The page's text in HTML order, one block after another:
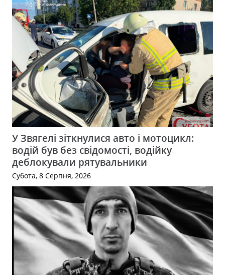
У Звягелі зіткнулися авто і мотоцикл:
водій був без свідомості, водійку
деблокували рятувальники
Субота, 8 Серпня, 2026